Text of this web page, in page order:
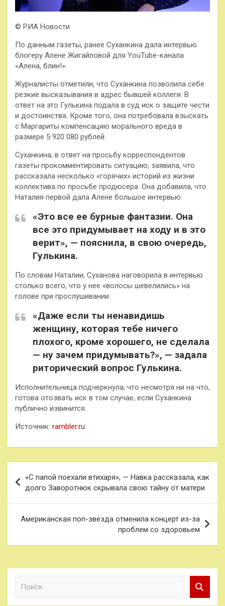
© РИА Новости
По данным газеты, ранее Суханкина дала интервью
блогеру Алене Жигайловой для YouTube-канала
«Алена, блин!».
Журналисты отметили, что Суханкина позволила себе
резкие высказывания в адрес бывшей коллеги. В
ответ на это Гулькина подала в суд иск о защите чести
и достоинства. Кроме того, она потребовала взыскать
с Маргариты компенсацию морального вреда в
размере 5 920 080 рублей.
Суханкина, в ответ на просьбу корреспондентов
газеты прокомментировать ситуацию, заявила, что
рассказала несколько «горячих» историй из жизни
коллектива по просьбе продюсера. Она добавила, что
Наталия первой дала Алене большое интервью.
«Это все ее бурные фантазии. Она
все это придумывает на ходу и в это
верит», — пояснила, в свою очередь,
Гулькина.
По словам Наталии, Суханова наговорила в интервью
столько всего, что у нее «волосы шевелились» на
голове при прослушивании.
«Даже если ты ненавидишь
женщину, которая тебе ничего
плохого, кроме хорошего, не сделала
— ну зачем придумывать?», — задала
риторический вопрос Гулькина.
Исполнительница подчеркнула, что несмотря ни на что,
готова отозвать иск в том случае, если Суханкина
публично извинится.
Источник: rambler.ru
по
записям
«С папой поехали втихаря», — Навка рассказала, как
долго Заворотнюк скрывала свою тайну от матери
Американская поп-звезда отменила концерт из-за
проблем со здоровьем